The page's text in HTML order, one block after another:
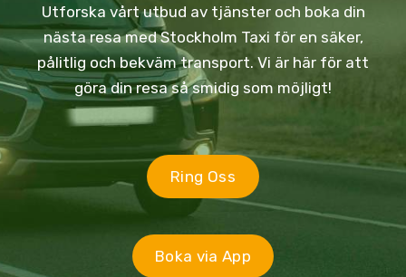
Utforska vårt utbud av tjänster och boka din
nästa resa med Stockholm Taxi för en säker,
pålitlig och bekväm transport. Vi är här för att
göra din resa så smidig som möjligt!
Ring Oss
Boka via App